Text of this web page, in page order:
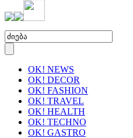
OK! NEWS
OK! DECOR
OK! FASHION
OK! TRAVEL
OK! HEALTH
OK! TECHNO
OK! GASTRO